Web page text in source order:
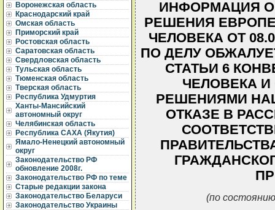
Воронежская область
Краснодарский край
Омская область
Приморский край
Ростовская область
Саратовская область
Свердловская область
Тульская область
Тюменская область
Тверская область
Республика Удмуртия
Ханты-Мансийский
автономный округ
Челябинская область
Республика САХА (Якутия)
Ямало-Ненецкий автономный
округ
Законодательство РФ
обновление 2008г.
Законодательство РФ по теме
Старые редакции закона
Законодательство Беларуси
Законодательство Украины
ИНФОРМАЦИЯ
РЕШЕНИЯ
ЧЕЛОВЕКА ОТ
ПО ДЕЛУ
СТАТЬИ 6
ЧЕЛОВЕКА
РЕШЕНИЯМИ
ОТКАЗЕ В
(по